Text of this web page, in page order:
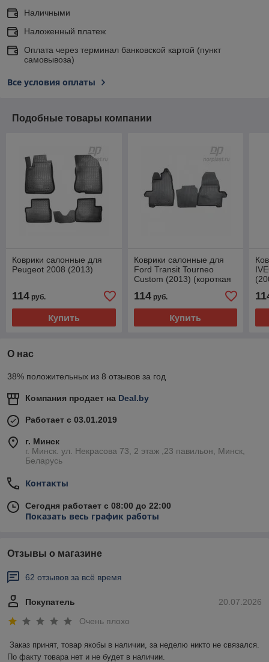
Наличными
Наложенный платеж
Оплата через терминал банковской картой (пункт
самовывоза)
Все условия оплаты
Подобные товары компании
Коврики салонные для
Peugeot 2008 (2013)
114 руб.
Купить
Коврики салонные для
Ford Transit Tourneo
Custom (2013) (короткая
114руб.
Купить
О нас
38% положительных из 8 отзывов за год
Компания продает на Deal.by
Работает с 03.01.2019
г. Минск
г. Минск. ул. Некрасова 73, 2 этаж ,23 павильон, Минск,
Беларусь
Контакты
Сегодня работает с 08:00 до 22:00
Показать весь график работы
Отзывы о магазине
62 отзывов за всё время
20.07.2026
Покупатель
Очень плохо
Заказ принят, товар якобы в наличии, за неделю никто не связался.
По факту товара нет и не будет в наличии.